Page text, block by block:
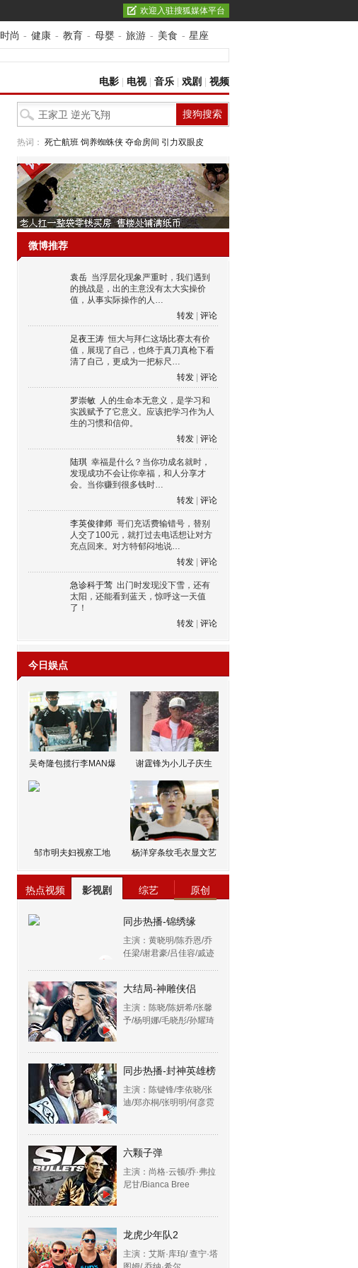
欢迎入驻搜狐媒体平台
时尚 - 健康 - 教育 - 母婴 - 旅游 - 美食 - 星座
电影 电视| 音乐 戏剧 视频
热词： 死亡航班 饲养蜘蛛侠 夺命房间 引力双眼皮
微博推荐
袁岳 当浮层化现象严重时，我们遇到
的挑战是，出的主意没有太大实操价
值，从事实际操作的人…
转发
评论
足夜王涛 恒大与拜仁这场比赛太有价
值，展现了自己，也终于真刀真枪下看
清了自己，更成为一把标尺…
转发
评论
罗崇敏 人的生命本无意义，是学习和
实践赋予了它意义。应该把学习作为人
生的习惯和信仰。
转发
评论
陆琪 幸福是什么？当你功成名就时，
发现成功不会让你幸福，和人分享才
会。当你赚到很多钱时…
转发
评论
李英俊律师 哥们充话费输错号，替别
人交了100元，就打过去电话想让对方
充点回来。对方特郁闷地说…
转发
评论
急诊科于莺 出门时发现没下雪，还有
太阳，还能看到蓝天，惊呼这一天值
了！
转发
评论
今日娱点
吴奇隆包揽行李MAN爆 谢霆锋为小儿子庆生
邹市明夫妇视察工地 杨洋穿条纹毛衣显文艺
热点视频 影视剧 综艺 原创
同步热播-锦绣缘
主演：黄晓明/陈乔恩/乔
任梁/谢君豪/吕佳容/戚迹
大结局-神雕侠侣
主演：陈晓/陈妍希/张馨
予/杨明娜/毛晓彤/孙耀琦
同步热播-封神英雄榜
主演：陈键锋/李依晓/张
迪/郑亦桐/张明明/何彦霓
六颗子弹
主演：尚格·云顿/乔·弗拉
尼甘/Bianca Bree
龙虎少年队2
主演：艾斯·库珀/ 查宁·塔